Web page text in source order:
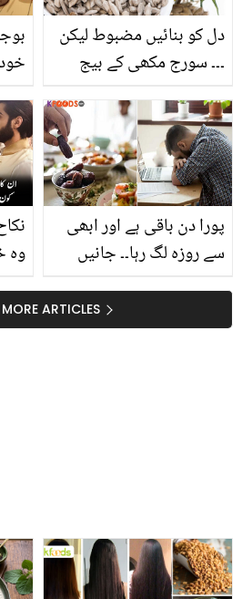
دل کو بنائیں مضبوط لیکن
۔۔۔ سورج مکھی کے بیج
جو جان کر آپ بھی
استعمال کرنے پر مجبور ہو
جائیں گے!
پورا دن باقی ہے اور ابھی
سے روزہ لگ رہا۔۔ جانیں
سی غذائیں کھانے سے آپ
کو روزہ نہیں لگے گا؟
ARTICLES